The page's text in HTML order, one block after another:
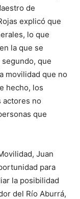
de
explicó que
lo que
la que se
que
movilidad que no
hecho, los
actores no
que
Juan
para
la posibilidad
del Río Aburrá,